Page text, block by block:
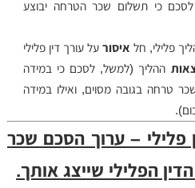
כי תשלום שכר הטרחה יבוצע
פלילי, חל איסור על עורך דין פלילי
ההליך (למשל, לסכם כי במידה
טרחה בגובה מסוים, ואילו במידה
פלילי – ערוך הסכם שכר
הפלילי שייצג אותך.